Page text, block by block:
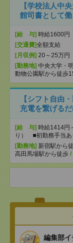
【学校法人中
館司書として
[給 与] 時給1600
[交通費]全額支給
[月収例] 20～25万円
[勤務地] 中央大学・
動物公園駅から徒歩
【シフト自由
充電を繋げる
[給 与] 時給1414
り） ■初勤務手当
[勤務地] 新宿駅から
高田馬場駅から徒歩 /
編集部